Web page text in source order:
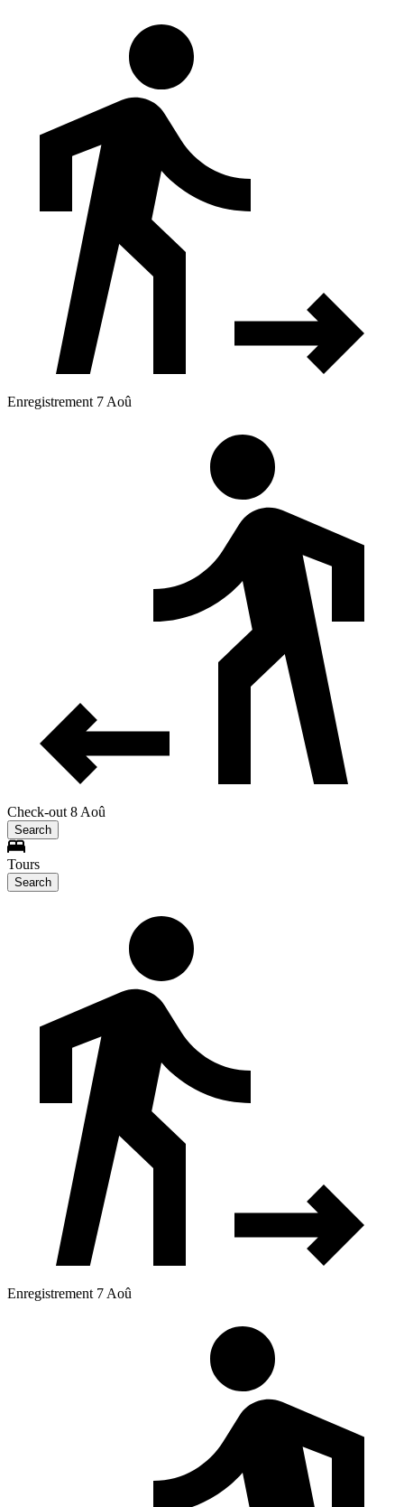
Enregistrement 7 Aoû
Check-out 8 Aoû
Search
Tours
Search
Enregistrement 7 Aoû